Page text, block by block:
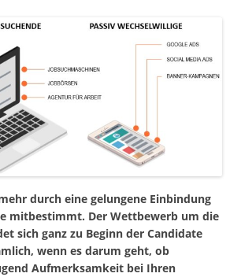
durch eine gelungene Einbindung
mitbestimmt. Der Wettbewerb um die
sich ganz zu Beginn der Candidate
wenn es darum geht, ob
Aufmerksamkeit bei Ihren